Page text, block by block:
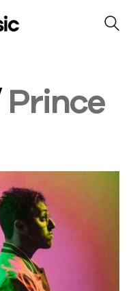
Prince